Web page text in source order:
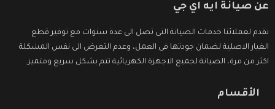
عن صيانة ايه اي جي
نقدم لعملائنا خدمات الصيانة التى تصل الى عدة سنوات مع توفير قطع
الغيار الاصلية لضمان جودتها فى العمل، وعدم التعرض الى نفس المشكلة
اكثر من مرة، الصيانة لجميع الاجهزة الكهربائية تتم بشكل سريع ومتميز.
الأقسام